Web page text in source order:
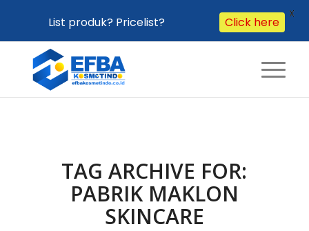
TAG ARCHIVE FOR:
PABRIK MAKLON
SKINCARE
List produk? Pricelist? Click here
X